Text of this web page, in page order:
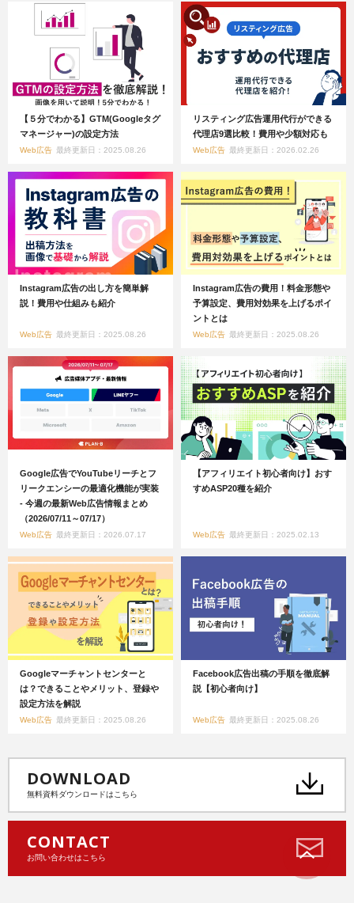
【５分でわかる】GTM(Googleタグ
マネージャー)の設定方法
Web広告 最終更新日：2025.08.26
リスティング広告運用代行ができる
代理店9選比較！費用や少額対応も
Web広告 最終更新日：2026.02.26
Instagram広告の出し方を簡単解
説！費用や仕組みも紹介
Web広告 最終更新日：2025.08.26
Instagram広告の費用！料金形態や
予算設定、費用対効果を上げるポイ
ントとは
Web広告 最終更新日：2025.08.26
Google広告でYouTubeリーチとフ
リークエンシーの最適化機能が実装
- 今週の最新Web広告情報まとめ
（2026/07/11～07/17）
Web広告 最終更新日：2026.07.17
【アフィリエイト初心者向け】おす
すめASP20種を紹介
Web広告 最終更新日：2025.02.13
Googleマーチャントセンターと
は？できることやメリット、登録や
設定方法を解説
Web広告 最終更新日：2025.08.26
Facebook広告出稿の手順を徹底解
説【初心者向け】
Web広告 最終更新日：2025.08.26
DOWNLOAD
無料資料ダウンロードはこちら
CONTACT
お問い合わせはこちら